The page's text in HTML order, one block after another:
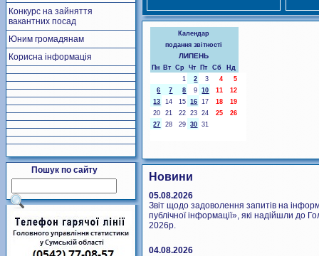
Конкурс на зайняття
вакантних посад
Юним громадянам
Корисна інформація
Пошук по сайту
Календар
подання звітності
ЛИПЕНЬ
Пн Вт Ср Чт Пт Сб
Нд
1
2 3 4
5
6
7 8 9 10 11
12
13
14 15 16 17 18
19
20
21 22 23 24 25
26
27
28 29 30 31
Новини
05.08.2026
Звіт щодо задоволення запитів на
публічної інформації», які надійшли до
2026р.
04.08.2026